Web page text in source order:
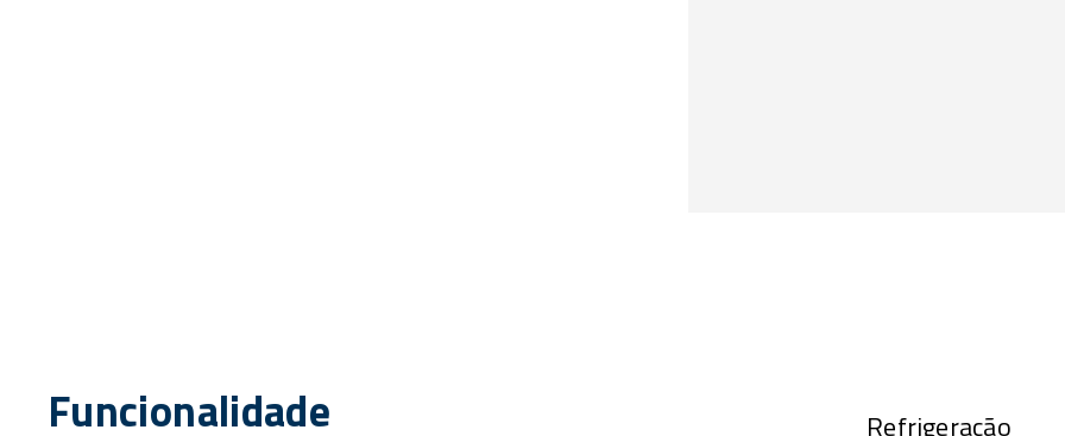
Funcionalidade Refrigeração